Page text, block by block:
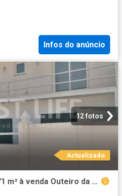
Infos do anúncio
12 fotos
Actualizado
Casa de prestígio de 371 m² à venda Outeiro da Cabeca, Torres Vedras, Lisboa